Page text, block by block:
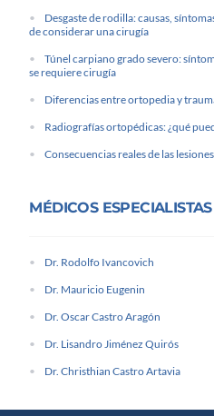
Desgaste de rodilla: causas,
de considerar una cirugía
Túnel carpiano grado severo:
se requiere cirugía
Diferencias entre ortopedia y
Radiografías ortopédicas: ¿qué
Consecuencias reales de las
MÉDICOS ESPECIALISTAS
Dr. Rodolfo Ivancovich
Dr. Mauricio Eugenin
Dr. Oscar Castro Aragón
Dr. Lisandro Jiménez Quirós
Dr. Christhian Castro Artavia